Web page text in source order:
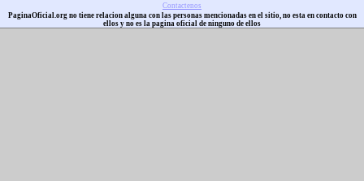
Contactenos
PaginaOficial.org no tiene relacion alguna con las personas mencionadas en el sitio, no esta en contacto con
ellos y no es la pagina oficial de ninguno de ellos